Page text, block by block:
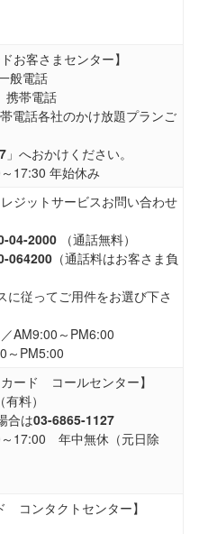
お客さまセンター】
般電話
携帯電話
電話各社のかけ放題プランご
」へおかけください。
17:30 年始休み
レジットサービスお問い合わせ
04-2000
（通話無料）
064200 （通話料はお客さま負
に従ってご用件をお選び下さ
AM9:00～PM6:00
～PM5:00
カード コールセンター】
（有料）
合は03-6865-1127
17:00 年中無休（元日除
コンタクトセンター】